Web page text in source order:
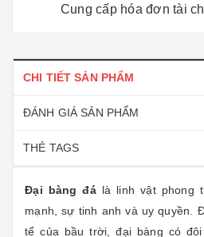
Cung cấp hóa đơn tài
CHI TIẾT SẢN PHẨM
ĐÁNH GIÁ SẢN PHẨM
THẺ TAGS
Đại bàng đálà linh vật phong
mạnh, sự tinh anh và uy quyền.
tể của bầu trời, đại bàng có